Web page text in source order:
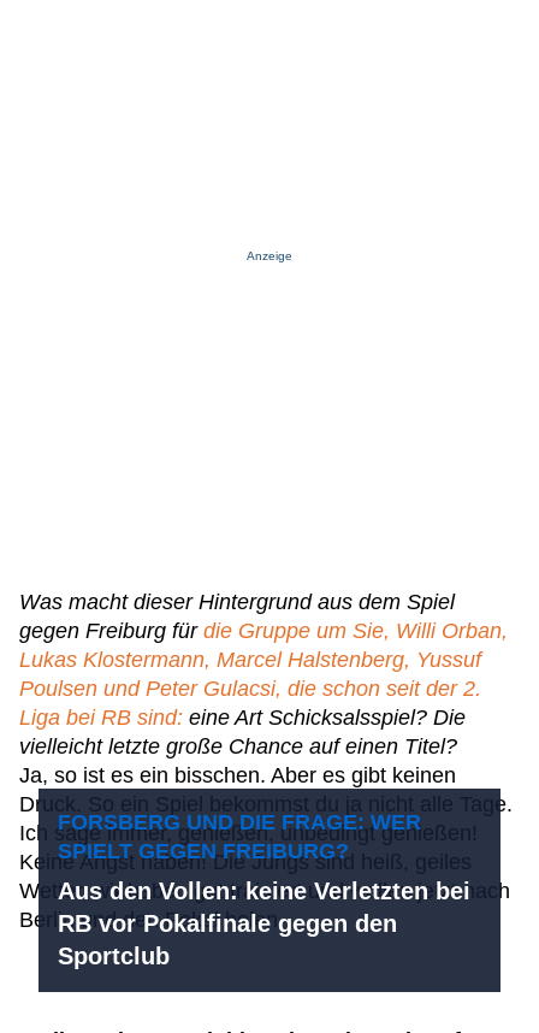
Anzeige
Was macht dieser Hintergrund aus dem Spiel
gegen Freiburg für die Gruppe um Sie, Willi Orban,
Lukas Klostermann, Marcel Halstenberg, Yussuf
Poulsen und Peter Gulacsi, die schon seit der 2.
Liga bei RB sind: eine Art Schicksalsspiel? Die
vielleicht letzte große Chance auf einen Titel?
Ja, so ist es ein bisschen. Aber es gibt keinen
Druck. So ein Spiel bekommst du ja nicht alle Tage.
Ich sage immer, genießen, unbedingt genießen!
Keine Angst haben! Die Jungs sind heiß, geiles
Wetter, wir haben gut trainiert und wollen jetzt nach
Berlin und den Pokal holen.
FORSBERG UND DIE FRAGE: WER
SPIELT GEGEN FREIBURG?
Aus den Vollen: keine Verletzten bei
RB vor Pokalfinale gegen den
Sportclub